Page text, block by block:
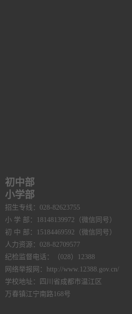
初中部
小学部
招生专线：028-82623755
小 学 部：18148139972（微信同号）
初 中 部：15184469592（微信同号）
人力资源：028-82709577
纪检监督电话：（028）12388
网络举报网：http://www.12388.gov.cn/
学校地址：四川省成都市温江区
万春镇江宁南路168号